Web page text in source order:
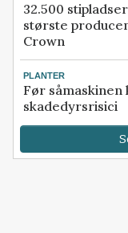
32.500
største
Crown
PLANTER
Før
skadedyrsrisici